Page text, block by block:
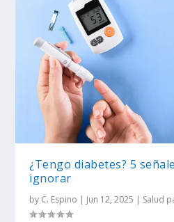
¿Tengo diabetes? 5
ignorar
by C. Espino | Jun 12, 2025 | Salud